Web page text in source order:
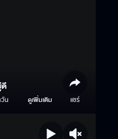
น ดูเพิ่มเติม แชร์